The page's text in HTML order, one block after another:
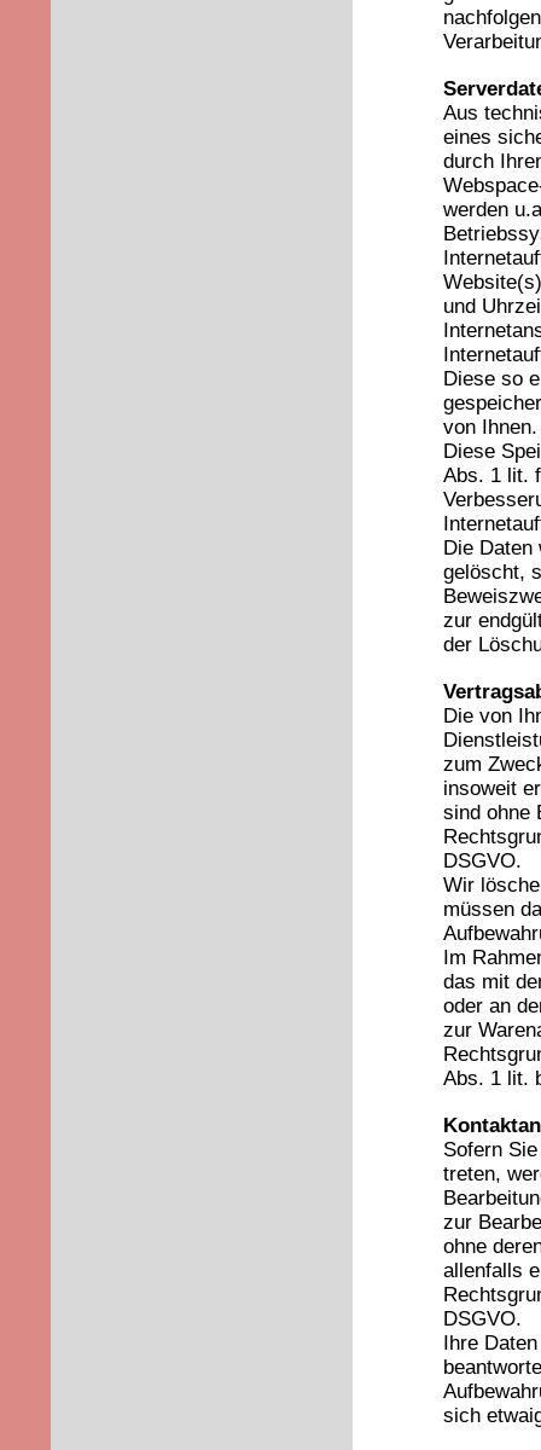
Aus
eines
durch
werden
und
Diese so
von Ihnen.
Diese
Abs. 1 lit.
Die Daten
gelöscht,
zur
der
Die von
zum
insoweit
sind ohne
DSGVO.
Wir
müssen
Im
das mit
oder an
zur
Abs. 1 lit.
Sofern
treten,
zur
ohne
allenfalls
DSGVO.
Ihre
sich